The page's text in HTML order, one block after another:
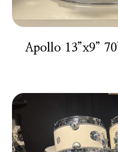
Apollo 13”x9”